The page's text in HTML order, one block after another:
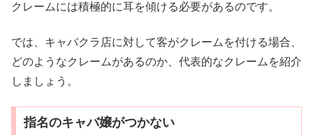
クレームには積極的に耳を傾ける必要があるのです。
では、キャバクラ店に対して客がクレームを付ける場合、
どのようなクレームがあるのか、代表的なクレームを紹介
しましょう。
指名のキャバ嬢がつかない